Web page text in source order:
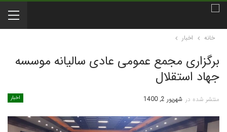
خانه اخبار
برگزاری مجمع عمومی عادی سالیانه موسسه
جهاد استقلال
اخبار منتشر شده در شهریور 2, 1400